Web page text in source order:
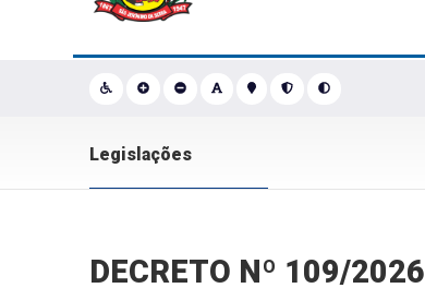
Legislações
DECRETO Nº 109/2026